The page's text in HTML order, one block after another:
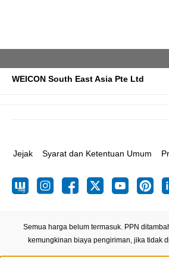
WEICON South East Asia Pte Ltd
Jejak Syarat dan Ketentuan Umum
Semua harga belum termasuk. PPN
kemungkinan biaya pengiriman, jika tidak